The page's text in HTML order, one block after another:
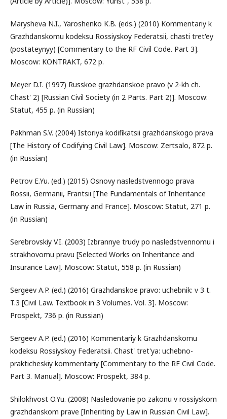
Marysheva N.I., Yaroshenko K.B. (eds.) (2010) Kommentariy k
Grazhdanskomu kodeksu Rossiyskoy Federatsii, chasti tret'ey
(postateynyy) [Commentary to the RF Civil Code. Part 3].
Moscow: KONTRAKT, 672 p.
Meyer D.I. (1997) Russkoe grazhdanskoe pravo (v 2-kh ch.
Chast' 2) [Russian Civil Society (in 2 Parts. Part 2)]. Moscow:
Statut, 455 p. (in Russian)
Pakhman S.V. (2004) Istoriya kodifikatsii grazhdanskogo prava
[The History of Codifying Civil Law]. Moscow: Zertsalo, 872 p.
(in Russian)
Petrov E.Yu. (ed.) (2015) Osnovy nasledstvennogo prava
Rossii, Germanii, Frantsii [The Fundamentals of Inheritance
Law in Russia, Germany and France]. Moscow: Statut, 271 p.
(in Russian)
Serebrovskiy V.I. (2003) Izbrannye trudy po nasledstvennomu i
strakhovomu pravu [Selected Works on Inheritance and
Insurance Law]. Moscow: Statut, 558 p. (in Russian)
Sergeev A.P. (ed.) (2016) Grazhdanskoe pravo: uchebnik: v 3 t.
T.3 [Civil Law. Textbook in 3 Volumes. Vol. 3]. Moscow:
Prospekt, 736 p. (in Russian)
Sergeev A.P. (ed.) (2016) Kommentariy k Grazhdanskomu
kodeksu Rossiyskoy Federatsii. Chast' tret'ya: uchebno-
prakticheskiy kommentariy [Commentary to the RF Civil Code.
Part 3. Manual]. Moscow: Prospekt, 384 p.
Shilokhvost O.Yu. (2008) Nasledovanie po zakonu v rossiyskom
grazhdanskom prave [Inheriting by Law in Russian Civil Law].